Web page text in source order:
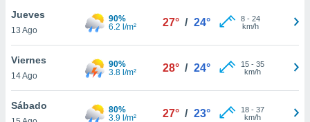
cookies
aceptar
Jueves
13 Ago
90%
6.2 l/m²
27° / 24° 8- 24
km/h
Viernes
14 Ago
90%
3.8 l/m²
28° / 24° 15- 35
km/h
Sábado
80%
3.9 l/m²
27° / 23° 18- 37
km/h